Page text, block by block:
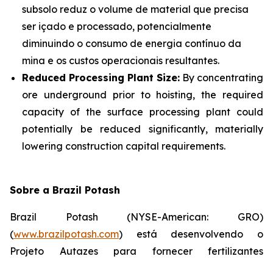
subsolo reduz o volume de material que precisa
ser içado e processado, potencialmente
diminuindo o consumo de energia contínuo da
mina e os custos operacionais resultantes.
Reduced Processing Plant Size: By concentrating
ore underground prior to hoisting, the required
capacity of the surface processing plant could
potentially be reduced significantly, materially
lowering construction capital requirements.
Sobre a Brazil Potash
Brazil Potash (NYSE-American: GRO)
(www.brazilpotash.com) está desenvolvendo o
Projeto Autazes para fornecer fertilizantes